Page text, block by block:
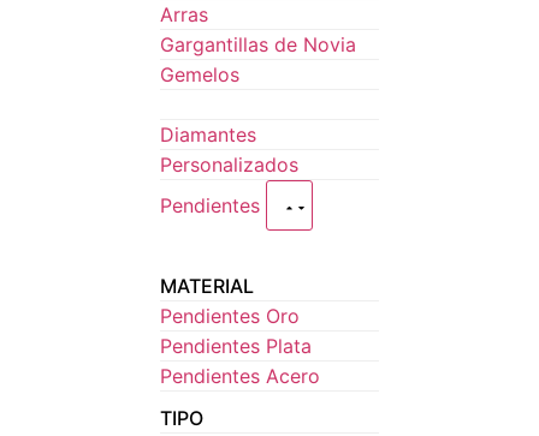
Arras
Gargantillas de Novia
Gemelos
Diamantes
Personalizados
Pendientes
MATERIAL
Pendientes Oro
Pendientes Plata
Pendientes Acero
TIPO